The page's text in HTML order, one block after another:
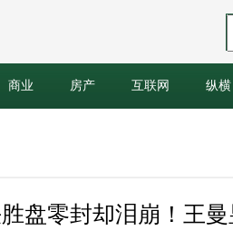
商业 房产 互联网 纵横
盘零封却泪崩！王